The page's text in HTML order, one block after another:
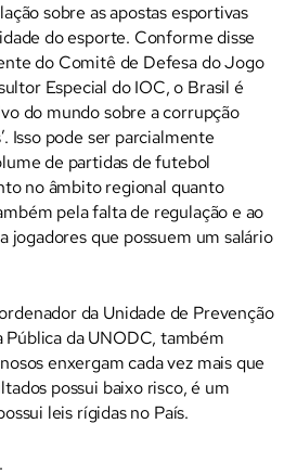
sobre as apostas esportivas
do esporte. Conforme disse
do Comitê de Defesa do Jogo
Especial do IOC, o Brasil é
do mundo sobre a corrupção
Isso pode ser parcialmente
de partidas de futebol
no âmbito regional quanto
pela falta de regulação e ao
jogadores que possuem um salário
da Unidade de Prevenção
da UNODC, também
enxergam cada vez mais que
possui baixo risco, é um
leis rígidas no País.